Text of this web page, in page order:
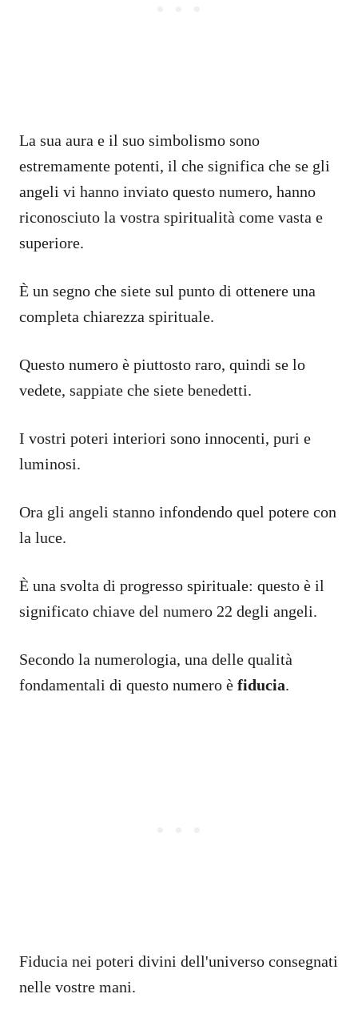
La sua aura e il suo simbolismo sono
estremamente potenti, il che significa che se gli
angeli vi hanno inviato questo numero, hanno
riconosciuto la vostra spiritualità come vasta e
superiore.
È un segno che siete sul punto di ottenere una
completa chiarezza spirituale.
Questo numero è piuttosto raro, quindi se lo
vedete, sappiate che siete benedetti.
I vostri poteri interiori sono innocenti, puri e
luminosi.
Ora gli angeli stanno infondendo quel potere con
la luce.
È una svolta di progresso spirituale: questo è il
significato chiave del numero 22 degli angeli.
Secondo la numerologia, una delle qualità
fondamentali di questo numero è fiducia.
Fiducia nei poteri divini dell'universo consegnati
nelle vostre mani.